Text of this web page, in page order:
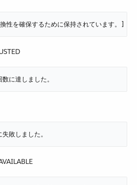
性を確保するために保持されています。]
に達しました。
敗しました。